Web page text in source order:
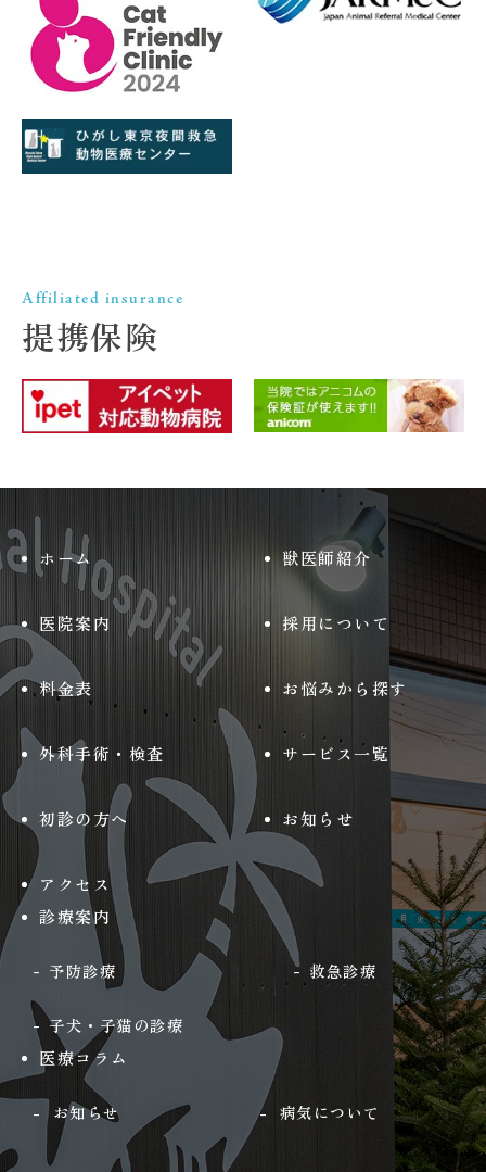
Affiliated insurance
提携保険
ホーム 獣医師紹介
医院案内 採用について
料金表 お悩みから探す
外科手術・検査 サービス一覧
初診の方へ お知らせ
アクセス
診療案内
予防診療 救急診療
子犬・子猫の診療
医療コラム
お知らせ 病気について